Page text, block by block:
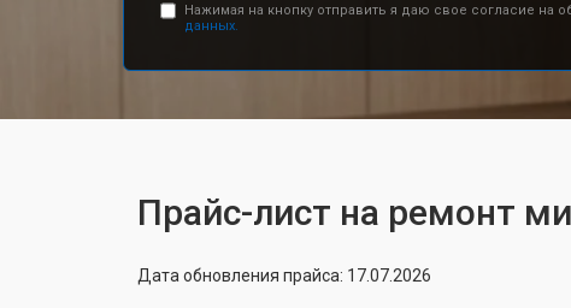
Нажимая на кнопку отправить я даю свое согласие на
данных.
Прайс-лист на ремонт
Дата обновления прайса: 17.07.2026